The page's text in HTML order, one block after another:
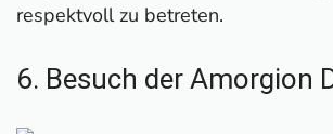
respektvoll zu betreten.
6. Besuch der Amorgion